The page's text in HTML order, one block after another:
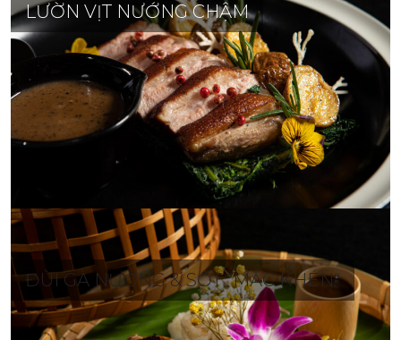
LƯỜN VỊT NƯỚNG CHẬM
ĐÙI GÀ NƯỚNG & SỐT “MẮC KHÉN“